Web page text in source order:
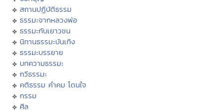
สถานปฏิบัติธรรม
ธรรมะจากหลวงพ่อ
ธรรมะกับเยาวชน
นิทานธรรมะบันเทิง
ธรรมะบรรยาย
บทความธรรมะ
กวีธรรมะ
คติธรรม คำคม โดนใจ
กรรม
ศีล